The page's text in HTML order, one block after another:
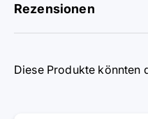
Rezensionen
Diese Produkte könnten